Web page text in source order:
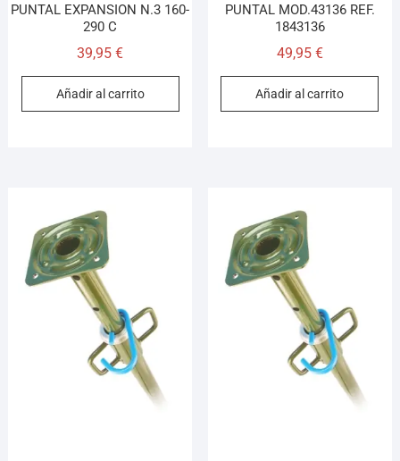
PUNTAL EXPANSION N.3 160-
290 C
39,95€
Añadir al carrito
PUNTAL MOD.43136 REF.
1843136
49,95 €
Añadir al carrito